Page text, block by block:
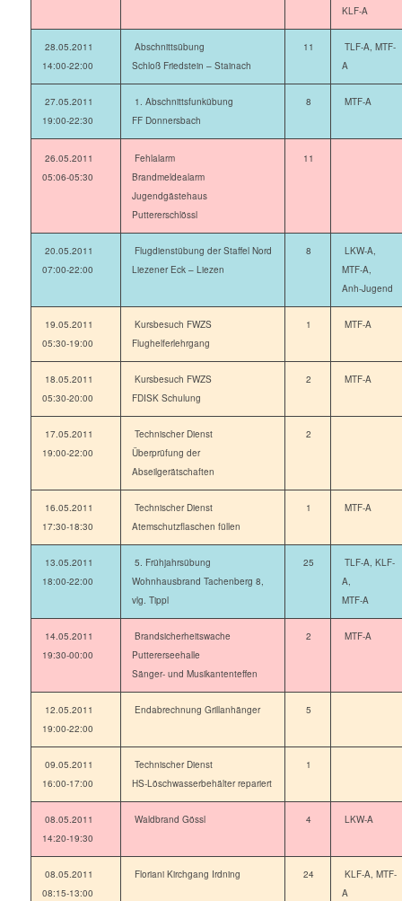
KLF-A
28.05.2011
14:00-22:00
Abschnittsübung
Schloß Friedstein – Stainach
11
TLF-A, MTF-
A
27.05.2011
19:00-22:30
1. Abschnittsfunkübung
FF Donnersbach
8 MTF-A
26.05.2011
05:06-05:30
Fehlalarm
Brandmeldealarm
Jugendgästehaus
Puttererschlössl
11
20.05.2011
07:00-22:00
Flugdienstübung der Staffel Nord
Liezener Eck – Liezen
8
LKW-A,
MTF-A,
Anh-Jugend
19.05.2011
05:30-19:00
Kursbesuch FWZS
Flughelferlehrgang
1 MTF-A
18.05.2011
05:30-20:00
Kursbesuch FWZS
FDISK Schulung
2 MTF-A
17.05.2011
19:00-22:00
Technischer Dienst
Überprüfung der
Abseilgerätschaften
2
16.05.2011
17:30-18:30
Technischer Dienst
Atemschutzflaschen füllen
1 MTF-A
13.05.2011
18:00-22:00
5. Frühjahrsübung
Wohnhausbrand Tachenberg 8,
vlg. Tippl
25
TLF-A, KLF-
A,
MTF-A
14.05.2011
19:30-00:00
Brandsicherheitswache
Puttererseehalle
Sänger- und Musikantenteffen
2 MTF-A
12.05.2011
19:00-22:00
Endabrechnung Grillanhänger 5
09.05.2011
16:00-17:00
Technischer Dienst
HS-Löschwasserbehälter repariert
1
08.05.2011
14:20-19:30
Waldbrand Gössl 4 LKW-A
08.05.2011
08:15-13:00
Floriani Kirchgang Irdning 24
KLF-A, MTF-
A